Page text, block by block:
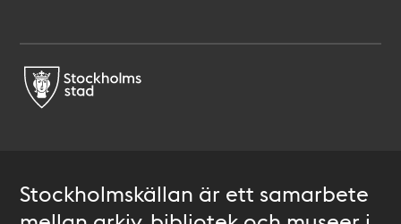
Stockholmskällan är ett samarbete